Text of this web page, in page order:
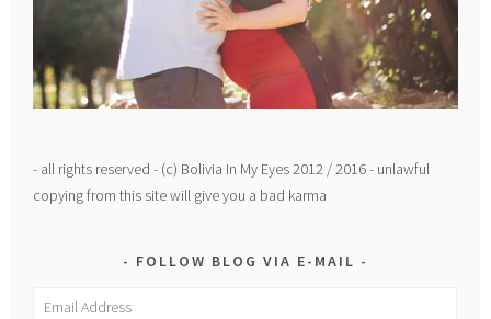
- all rights reserved - (c) Bolivia In My Eyes 2012 / 2016 - unlawful
copying from this site will give you a bad karma
FOLLOW BLOG VIA E-MAIL
Email